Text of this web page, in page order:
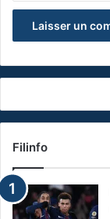
Filinfo